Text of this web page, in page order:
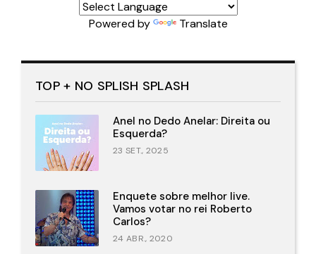
Powered by Translate
TOP + NO SPLISH SPLASH
Anel no Dedo Anelar: Direita ou
Esquerda?
23 SET., 2025
Enquete sobre melhor live.
Vamos votar no rei Roberto
Carlos?
24 ABR., 2020